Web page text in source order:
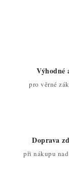
Výhodné
pro věrné
Doprava
při nákupu